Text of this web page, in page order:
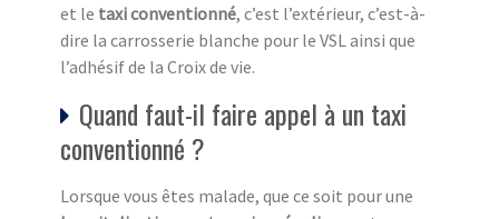
et le taxi conventionné, c’est l’extérieur, c’est-à-
dire la carrosserie blanche pour le VSL ainsi que
l’adhésif de la Croix de vie.
Quand faut-il faire appel à un taxi
conventionné ?
Lorsque vous êtes malade, que ce soit pour une